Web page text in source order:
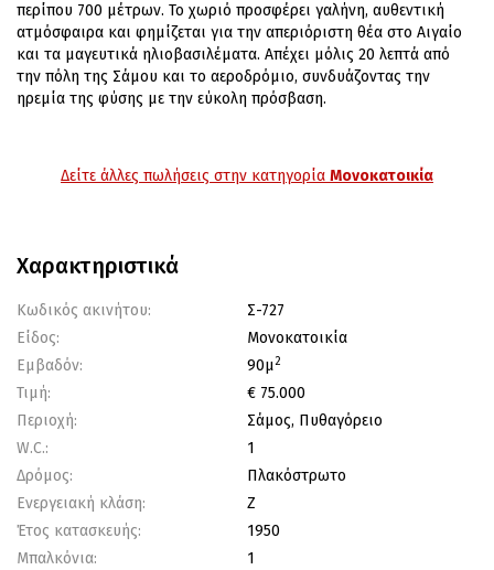
περίπου 700 μέτρων. Το χωριό προσφέρει γαλήνη, αυθεντική
ατμόσφαιρα και φημίζεται για την απεριόριστη θέα στο Αιγαίο
και τα μαγευτικά ηλιοβασιλέματα. Απέχει μόλις 20 λεπτά από
την πόλη της Σάμου και το αεροδρόμιο, συνδυάζοντας την
ηρεμία της φύσης με την εύκολη πρόσβαση.
Δείτε άλλες πωλήσεις στην κατηγορία Μονοκατοικία
Χαρακτηριστικά
Κωδικός ακινήτου:
Σ-727
Είδος:
Μονοκατοικία
Εμβαδόν:
90μ2
Τιμή:
€ 75.000
Περιοχή:
Σάμος, Πυθαγόρειο
W.C.:
1
Δρόμος:
Πλακόστρωτο
Ενεργειακή κλάση:
Ζ
Έτος κατασκευής:
1950
Μπαλκόνια:
1